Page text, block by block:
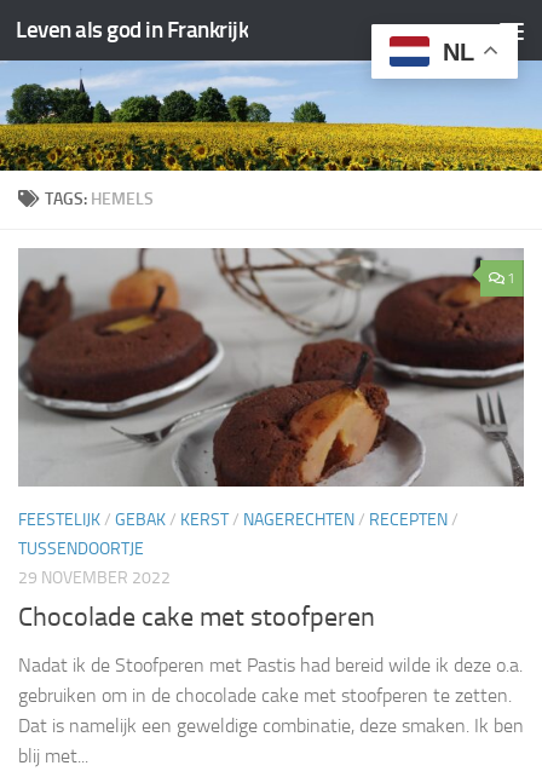
Doorgaan naar inhoud
Leven als god in Frankrijk
TAGS: HEMELS
1
FEESTELIJK/ GEBAK/ KERST/ NAGERECHTEN/ RECEPTEN/
TUSSENDOORTJE
29 NOVEMBER 2022
Chocolade cake met stoofperen
Nadat ik de Stoofperen met Pastis had bereid wilde ik deze o.a.
gebruiken om in de chocolade cake met stoofperen te zetten.
Dat is namelijk een geweldige combinatie, deze smaken. Ik ben
blij met...
NL